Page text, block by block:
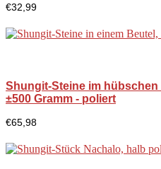
€32,99
Shungit-Steine im
±500 Gramm - poliert
€65,98